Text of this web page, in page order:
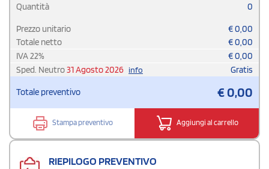
Quantità 0
Prezzo unitario €0,00
Totale netto
€0,00
IVA22% €0,00
Sped. Neutro31 Agosto 2026 info Gratis
Totale preventivo €0,00
Stampa preventivo Aggiungi al carrello
RIEPILOGO PREVENTIVO